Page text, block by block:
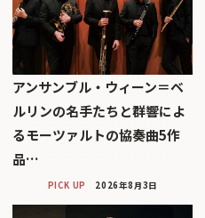
アンサンブル・ウィーン＝ベ
ルリンの名手たちと群響によ
るモーツァルトの協奏曲5作
品…
PICK UP 2026年8月3日